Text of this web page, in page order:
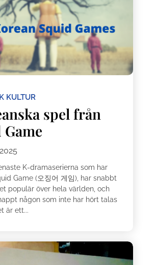
KULTUR
spel från
K-dramaserierna som har
Game (오징어 게임), har snabbt
populär över hela världen, och
någon som inte har hört talas
är ett...